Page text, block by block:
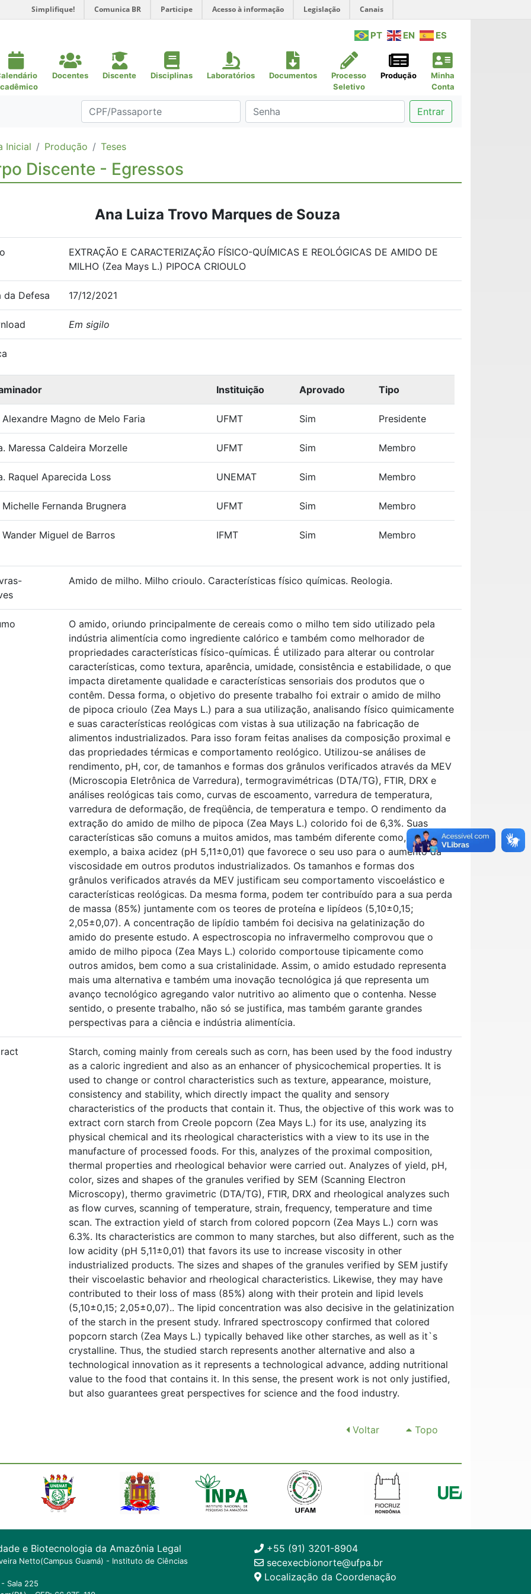
Simplifique! Comunica BR Participe Acesso à informação Legislação Canais
PT EN ES
Docentes Discente Disciplinas Laboratórios Documentos
Processo
Seletivo
Produção
Minha
Conta
Entrar
Inicial Produção Teses
Discente - Egressos
Ana Luiza Trovo Marques de Souza
EXTRAÇÃO E CARACTERIZAÇÃO FÍSICO-QUÍMICAS E REOLÓGICAS DE AMIDO DE
MILHO (Zea Mays L.) PIPOCA CRIOULO
da Defesa 17/12/2021
Em sigilo
Instituição Aprovado Tipo
Alexandre Magno de Melo Faria UFMT Sim Presidente
Maressa Caldeira Morzelle UFMT Sim Membro
Raquel Aparecida Loss UNEMAT Sim Membro
Michelle Fernanda Brugnera UFMT Sim Membro
Wander Miguel de Barros IFMT Sim Membro
Amido de milho. Milho crioulo. Características físico químicas. Reologia.
O amido, oriundo principalmente de cereais como o milho tem sido utilizado pela
indústria alimentícia como ingrediente calórico e também como melhorador de
propriedades características físico-químicas. É utilizado para alterar ou controlar
características, como textura, aparência, umidade, consistência e estabilidade, o que
impacta diretamente qualidade e características sensoriais dos produtos que o
contêm. Dessa forma, o objetivo do presente trabalho foi extrair o amido de milho
de pipoca crioulo (Zea Mays L.) para a sua utilização, analisando físico quimicamente
e suas características reológicas com vistas à sua utilização na fabricação de
alimentos industrializados. Para isso foram feitas analises da composição proximal e
das propriedades térmicas e comportamento reológico. Utilizou-se análises de
rendimento, pH, cor, de tamanhos e formas dos grânulos verificados através da MEV
(Microscopia Eletrônica de Varredura), termogravimétricas (DTA/TG), FTIR, DRX e
análises reológicas tais como, curvas de escoamento, varredura de temperatura,
varredura de deformação, de freqüência, de temperatura e tempo. O rendimento da
extração do amido de milho de pipoca (Zea Mays L.) colorido foi de 6,3%. Suas
características são comuns a muitos amidos, mas também diferente como, por
exemplo, a baixa acidez (pH 5,11±0,01) que favorece o seu uso para o aumento da
viscosidade em outros produtos industrializados. Os tamanhos e formas dos
grânulos verificados através da MEV justificam seu comportamento viscoelástico e
características reológicas. Da mesma forma, podem ter contribuído para a sua perda
de massa (85%) juntamente com os teores de proteína e lipídeos (5,10±0,15;
2,05±0,07). A concentração de lipídio também foi decisiva na gelatinização do
amido do presente estudo. A espectroscopia no infravermelho comprovou que o
amido de milho pipoca (Zea Mays L.) colorido comportouse tipicamente como
outros amidos, bem como a sua cristalinidade. Assim, o amido estudado representa
mais uma alternativa e também uma inovação tecnológica já que representa um
avanço tecnológico agregando valor nutritivo ao alimento que o contenha. Nesse
sentido, o presente trabalho, não só se justifica, mas também garante grandes
perspectivas para a ciência e indústria alimentícia.
Starch, coming mainly from cereals such as corn, has been used by the food industry
as a caloric ingredient and also as an enhancer of physicochemical properties. It is
used to change or control characteristics such as texture, appearance, moisture,
consistency and stability, which directly impact the quality and sensory
characteristics of the products that contain it. Thus, the objective of this work was to
extract corn starch from Creole popcorn (Zea Mays L.) for its use, analyzing its
physical chemical and its rheological characteristics with a view to its use in the
manufacture of processed foods. For this, analyzes of the proximal composition,
thermal properties and rheological behavior were carried out. Analyzes of yield, pH,
color, sizes and shapes of the granules verified by SEM (Scanning Electron
Microscopy), thermo gravimetric (DTA/TG), FTIR, DRX and rheological analyzes such
as flow curves, scanning of temperature, strain, frequency, temperature and time
scan. The extraction yield of starch from colored popcorn (Zea Mays L.) corn was
6.3%. Its characteristics are common to many starches, but also different, such as the
low acidity (pH 5,11±0,01) that favors its use to increase viscosity in other
industrialized products. The sizes and shapes of the granules verified by SEM justify
their viscoelastic behavior and rheological characteristics. Likewise, they may have
contributed to their loss of mass (85%) along with their protein and lipid levels
(5,10±0,15; 2,05±0,07).. The lipid concentration was also decisive in the gelatinization
of the starch in the present study. Infrared spectroscopy confirmed that colored
popcorn starch (Zea Mays L.) typically behaved like other starches, as well as it`s
crystalline. Thus, the studied starch represents another alternative and also a
technological innovation as it represents a technological advance, adding nutritional
value to the food that contains it. In this sense, the present work is not only justified,
but also guarantees great perspectives for science and the food industry.
Voltar Topo
e Biotecnologia da Amazônia Legal
Netto(Campus Guamá) - Instituto de Ciências
Sala 225
+55 (91) 3201-8904
secexecbionorte@ufpa.br
Localização da Coordenação